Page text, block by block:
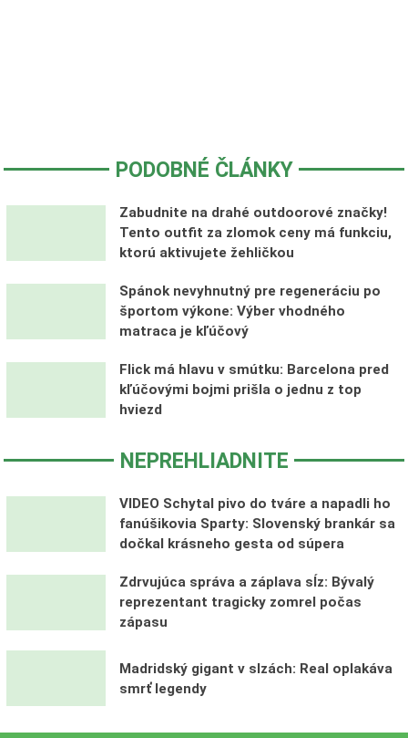
PODOBNÉ ČLÁNKY
Zabudnite na drahé outdoorové značky!
Tento outfit za zlomok ceny má funkciu,
ktorú aktivujete žehličkou
Spánok nevyhnutný pre regeneráciu po
športom výkone: Výber vhodného
matraca je kľúčový
Flick má hlavu v smútku: Barcelona pred
kľúčovými bojmi prišla o jednu z top
hviezd
NEPREHLIADNITE
VIDEO Schytal pivo do tváre a napadli ho
fanúšikovia Sparty: Slovenský brankár sa
dočkal krásneho gesta od súpera
Zdrvujúca správa a záplava sĺz: Bývalý
reprezentant tragicky zomrel počas
zápasu
Madridský gigant v slzách: Real oplakáva
smrť legendy